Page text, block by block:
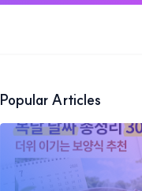
Popular Articles